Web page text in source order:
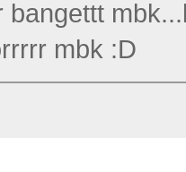
bangettt
mbk :D